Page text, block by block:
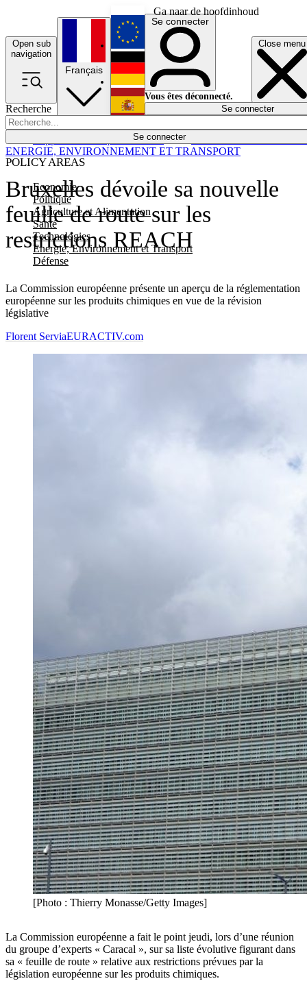
Ga naar de hoofdinhoud
Open sub
navigation
Close menu
Recherche
Se connecter
POLICY AREAS
Economie
Politique
Agriculture et Alimentation
Santé
Technologies
Energie, Environnement et Transport
Défense
Économie
Français
English
Deutsch
Español
Se connecter
Vous êtes déconnecté.
Se connecter
Bruxelles dévoile sa nouvelle
feuille de route sur les
restrictions REACH
La Commission européenne présente un aperçu de la réglementation
européenne sur les produits chimiques en vue de la révision
législative
ENERGIE, ENVIRONNEMENT ET TRANSPORT
Florent ServiaEURACTIV.com
[Photo : Thierry Monasse/Getty Images]
La Commission européenne a fait le point jeudi, lors d’une réunion
du groupe d’experts « Caracal », sur sa liste évolutive figurant dans
sa « feuille de route » relative aux restrictions prévues par la
législation européenne sur les produits chimiques.